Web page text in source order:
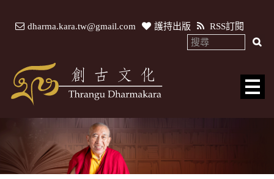
dharma.kara.tw@gmail.com 護持出版 RSS訂閱